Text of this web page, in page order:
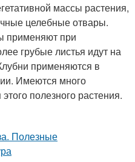
массы растения,
целебные отвары.
применяют при
грубые листья идут на
применяются в
Имеются много
полезного растения.